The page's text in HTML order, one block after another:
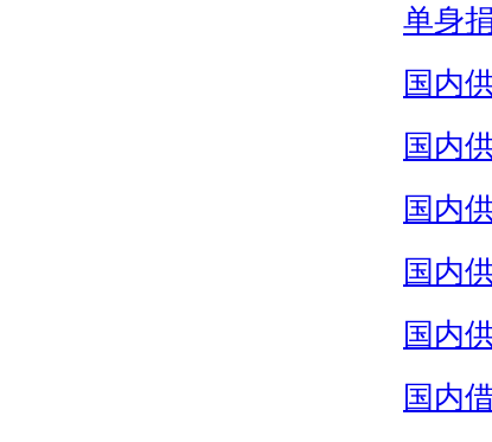
单身
国内
国内
国内
国内
国内
国内